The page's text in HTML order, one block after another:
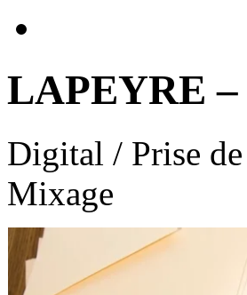
LAPEYRE
Digital / Prise
Mixage